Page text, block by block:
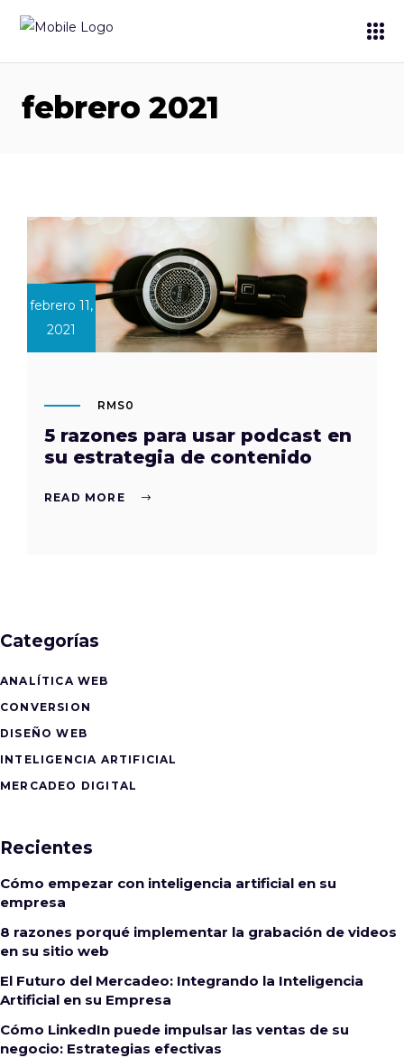
febrero 2021
febrero 11,
2021
RMS0
5 razones para usar podcast en
su estrategia de contenido
READ MORE
Categorías
ANALÍTICA WEB
CONVERSION
DISEÑO WEB
INTELIGENCIA ARTIFICIAL
MERCADEO DIGITAL
Recientes
Cómo empezar con inteligencia artificial en su
empresa
8 razones porqué implementar la grabación de videos
en su sitio web
El Futuro del Mercadeo: Integrando la Inteligencia
Artificial en su Empresa
Cómo LinkedIn puede impulsar las ventas de su
negocio: Estrategias efectivas